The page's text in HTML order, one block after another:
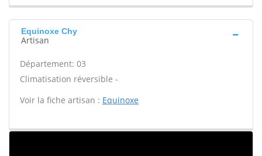
Equinoxe Chy
Artisan
Département: 03
Climatisation réversible -
Voir la fiche artisan : Equinoxe